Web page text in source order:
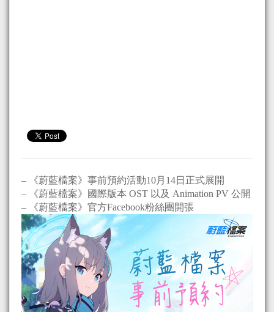
– 《蔚藍檔案》事前預約活動10月14日正式展開
– 《蔚藍檔案》國際版本 OST 以及 Animation PV 公開
– 《蔚藍檔案》官方Facebook粉絲團開張